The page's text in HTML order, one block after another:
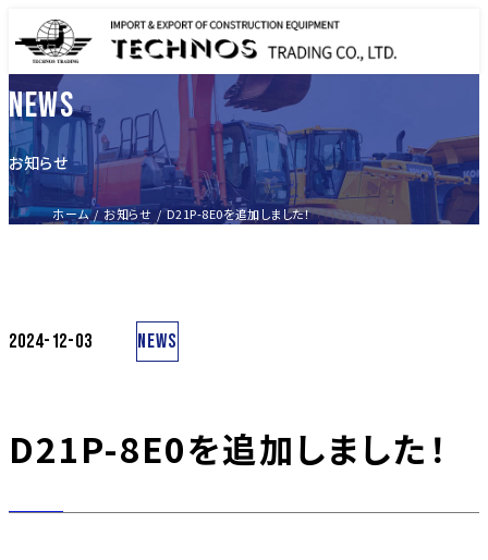
NEWS
お知らせ
ホーム お知らせ D21P-8E0を追加しました！
2024-12-03 NEWS
D21P-8E0を追加しました！